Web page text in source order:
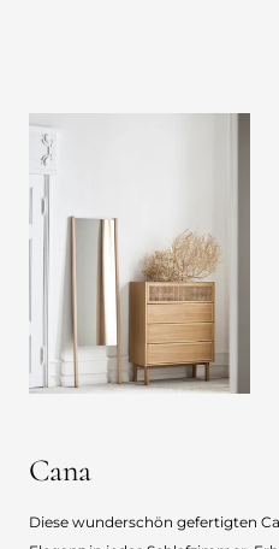
Cana
Diese wunderschön gefertigten